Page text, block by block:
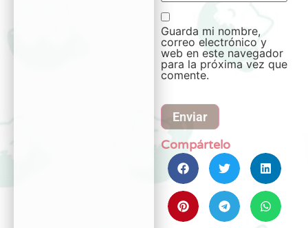
Guarda mi nombre,
correo electrónico y
web en este navegador
para la próxima vez que
comente.
Compártelo